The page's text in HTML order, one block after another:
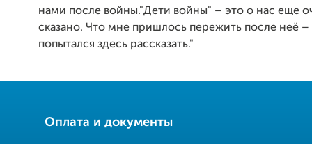
нами после войны."Дети войны" – это о нас еще
сказано. Что мне пришлось пережить после неё –
попытался здесь рассказать."
Оплата и документы